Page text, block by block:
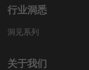
行业洞悉
洞见系列
关于我们